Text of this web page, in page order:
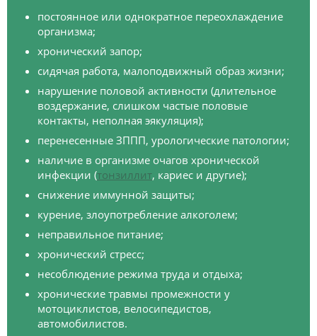
постоянное или однократное переохлаждение
организма;
хронический запор;
сидячая работа, малоподвижный образ жизни;
нарушение половой активности (длительное
воздержание, слишком частые половые
контакты, неполная эякуляция);
перенесенные ЗППП, урологические патологии;
наличие в организме очагов хронической
инфекции (тонзиллит, кариес и другие);
снижение иммунной защиты;
курение, злоупотребление алкоголем;
неправильное питание;
хронический стресс;
несоблюдение режима труда и отдыха;
хронические травмы промежности у
мотоциклистов, велосипедистов,
автомобилистов.